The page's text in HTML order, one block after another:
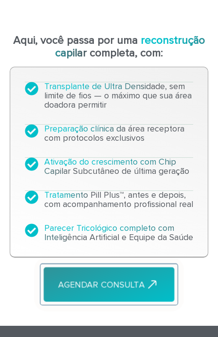
Aqui, você passa por uma reconstrução
capilar completa, com:
Transplante de Ultra Densidade, sem
limite de fios — o máximo que sua área
doadora permitir
Preparação clínica da área receptora
com protocolos exclusivos
Ativação do crescimento com Chip
Capilar Subcutâneo de última geração
Tratamento Pill Plus™, antes e depois,
com acompanhamento profissional real
Parecer Tricológico completo com
Inteligência Artificial e Equipe da Saúde
AGENDAR CONSULTA